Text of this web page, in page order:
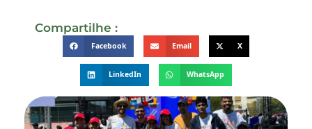
Compartilhe :
Facebook Email X
LinkedIn WhatsApp